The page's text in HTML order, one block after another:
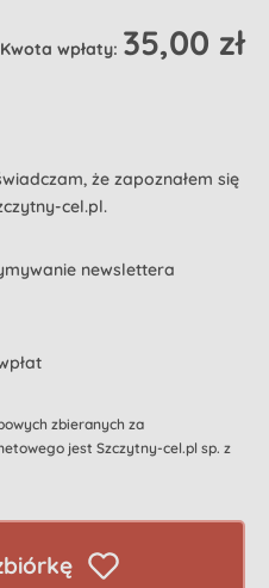
Kwota wpłaty: 35,00 zł
że zapoznałem się
cel.pl.
newslettera
zbieranych za
jest Szczytny-cel.pl sp. z